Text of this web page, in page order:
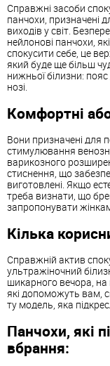
Справжні засоби
панчохи, призначені
виходів у світ.
нейлонові панчохи,
спокусити себе, це
який буде ще більш
нижньої білизни:
нозі.
Комфортні
Вони призначені для
стимулювання
варикозного
стиснення, що
виготовлені. Якщо
треба визнати, що
запропонувати
Кілька
Справжній актив
ультражіночний
шикарного вечора,
які допоможуть вам,
ту модель, яка
Панчохи, які
вбрання: